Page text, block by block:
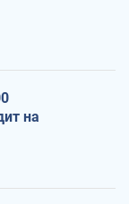
на